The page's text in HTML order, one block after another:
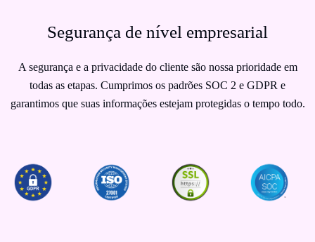
Segurança de nível empresarial
A segurança e a privacidade do cliente são nossa prioridade em
todas as etapas. Cumprimos os padrões SOC 2 e GDPR e
garantimos que suas informações estejam protegidas o tempo todo.